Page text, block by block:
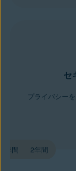
セ
プライバシー
1年間 2年間